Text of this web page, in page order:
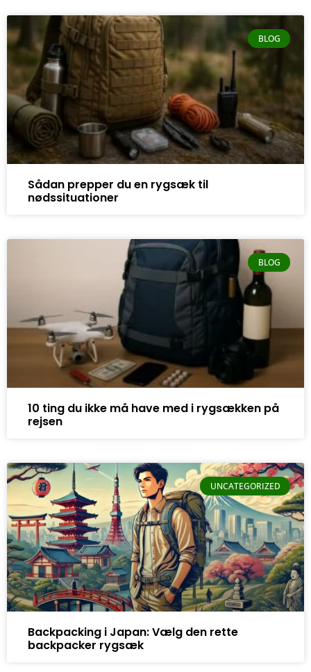
BLOG
Sådan prepper du en rygsæk til
nødssituationer
BLOG
10 ting du ikke må have med i rygsækken på
rejsen
UNCATEGORIZED
Backpacking i Japan: Vælg den rette
backpacker rygsæk